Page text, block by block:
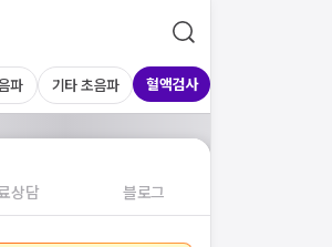
파 기타 초음파 혈액검사
상담 블로그